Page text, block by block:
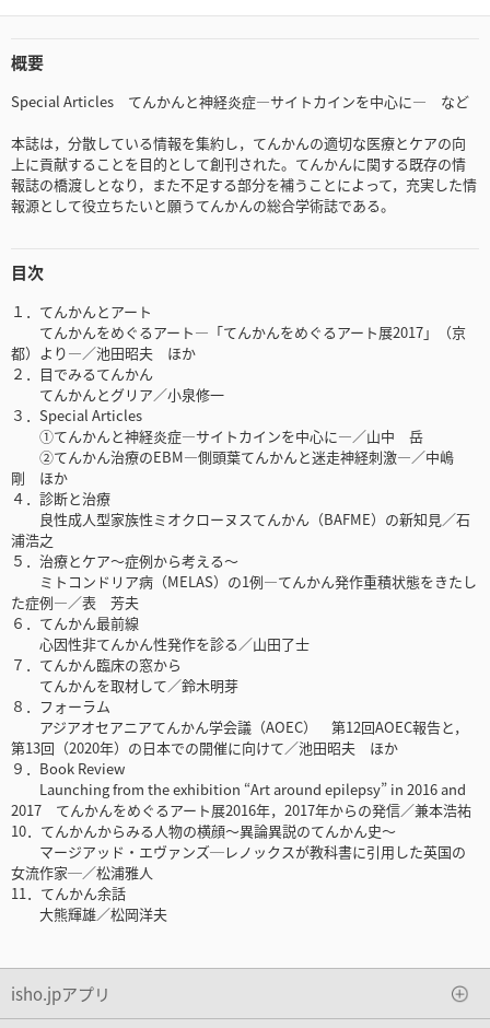
概要
Special Articles てんかんと神経炎症―サイトカインを中心に― など
本誌は，分散している情報を集約し，てんかんの適切な医療とケアの向
上に貢献することを目的として創刊された。てんかんに関する既存の情
報誌の橋渡しとなり，また不足する部分を補うことによって，充実した情
報源として役立ちたいと願うてんかんの総合学術誌である。
目次
１．てんかんとアート
てんかんをめぐるアート―「てんかんをめぐるアート展2017」（京
都）より―／池田昭夫 ほか
２．目でみるてんかん
てんかんとグリア／小泉修一
３．Special Articles
①てんかんと神経炎症―サイトカインを中心に―／山中 岳
②てんかん治療のEBM―側頭葉てんかんと迷走神経刺激―／中嶋
剛 ほか
４．診断と治療
良性成人型家族性ミオクローヌスてんかん（BAFME）の新知見／石
浦浩之
５．治療とケア～症例から考える～
ミトコンドリア病（MELAS）の1例―てんかん発作重積状態をきたし
た症例―／表 芳夫
６．てんかん最前線
心因性非てんかん性発作を診る／山田了士
７．てんかん臨床の窓から
てんかんを取材して／鈴木明芽
８．フォーラム
アジアオセアニアてんかん学会議（AOEC） 第12回AOEC報告と，
第13回（2020年）の日本での開催に向けて／池田昭夫 ほか
９．Book Review
Launching from the exhibition “Art around epilepsy” in 2016 and
2017 てんかんをめぐるアート展2016年，2017年からの発信／兼本浩祐
10．てんかんからみる人物の横顔～異論異説のてんかん史～
マージアッド・エヴァンズ─レノックスが教科書に引用した英国の
女流作家─／松浦雅人
11．てんかん余話
大熊輝雄／松岡洋夫
isho.jpアプリ